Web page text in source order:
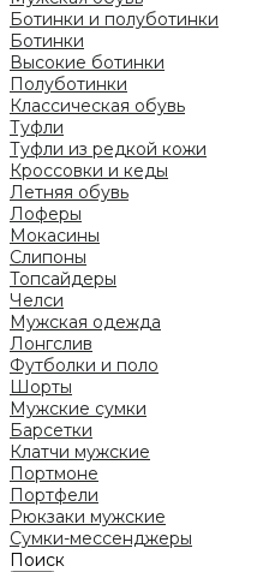
Ботинки и полуботинки
Ботинки
Высокие ботинки
Полуботинки
Классическая обувь
Туфли
Туфли из редкой кожи
Кроссовки и кеды
Летняя обувь
Лоферы
Мокасины
Слипоны
Топсайдеры
Челси
Мужская одежда
Лонгслив
Футболки и поло
Шорты
Мужские сумки
Барсетки
Клатчи мужские
Портмоне
Портфели
Рюкзаки мужские
Сумки-мессенджеры
Поиск